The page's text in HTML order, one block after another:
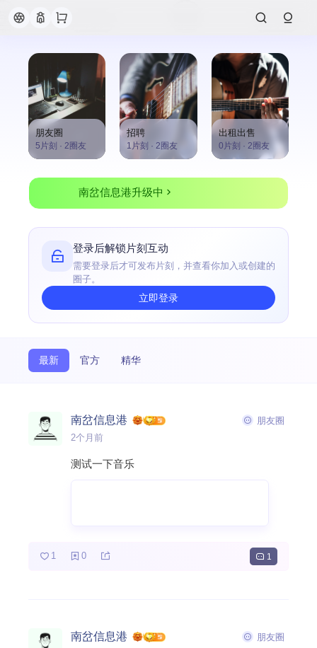
朋友圈
朋友圈
5片刻 · 2圈友
招聘
1片刻 ·2圈友
出租出售
0片刻 · 2圈友
南岔信息港升级中
登录后解锁片刻互动
需要登录后才可发布片刻，并查看你加入或创建的
圈子。
立即登录
最新 官方 精华
南岔信息港
朋友圈
2个月前
测试一下音乐
1 0 1
南岔信息港
朋友圈